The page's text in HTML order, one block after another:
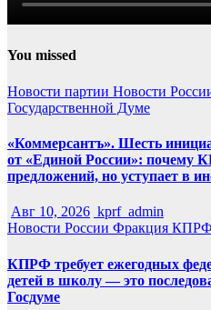
You missed
Новости партии Новости
Государственной Думе
«Коммерсантъ». Шесть
от «Единой России»: почему
предложений, но уступает в
Авг 10, 2026 kprf_admin
Новости России Фракция КПРФ
КПРФ требует ежегодных
детей в школу — это
Госдуме